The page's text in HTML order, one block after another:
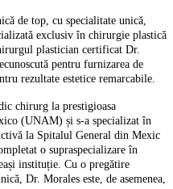
de top, cu specialitate unică,
exclusiv în chirurgie plastică
plastician certificat Dr.
pentru furnizarea de
rezultate estetice remarcabile.
chirurg la prestigioasa
(UNAM) și s-a specializat în
la Spitalul General din Mexic
o supraspecializare în
instituție. Cu o pregătire
Dr. Morales este, de asemenea,